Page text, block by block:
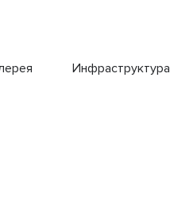
Инфраструктура